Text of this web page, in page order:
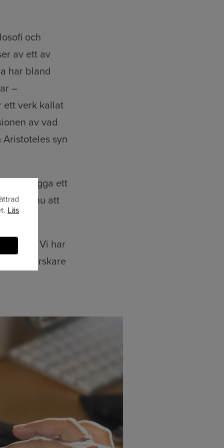
och
av ett av
har bland
–
ett verk kallat
av vad
syn
ville bygga ett
anser nu att
Vi har
av forskare
Läs